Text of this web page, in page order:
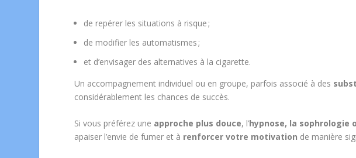
de repérer les situations à risque ;
de modifier les automatismes ;
et d’envisager des alternatives à la cigarette.
Un accompagnement individuel ou en groupe, parfois associé à des
considérablement les chances de succès.
Si vous préférez une approche plus douce, l’hypnose, la sophrologie
apaiser l’envie de fumer et à renforcer votre motivation de manière